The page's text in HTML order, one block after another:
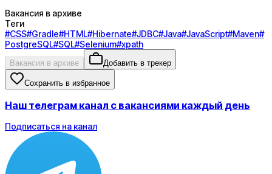
Вакансия в архиве
Теги
#CSS#Gradle#HTML#Hibernate#JDBC#Java#JavaScript#Maven#
PostgreSQL#SQL#Selenium#xpath
Вакансия в архиве Добавить в трекер
Сохранить в избранное
Наш телеграм канал с вакансиями каждый день
Подписаться на канал